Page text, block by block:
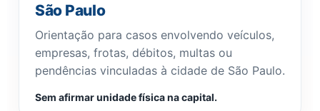
São Paulo
Orientação para casos envolvendo veículos,
empresas, frotas, débitos, multas ou
pendências vinculadas à cidade de São Paulo.
Sem afirmar unidade física na capital.